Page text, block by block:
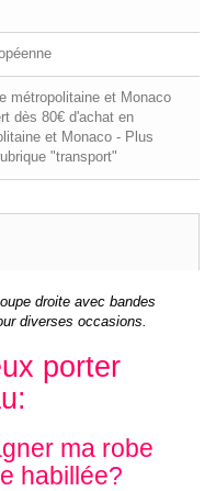
métropolitaine et Monaco
dès 80€ d'achat en
et Monaco - Plus
"transport"
droite avec bandes
diverses occasions.
porter
:
ma robe
habillée?